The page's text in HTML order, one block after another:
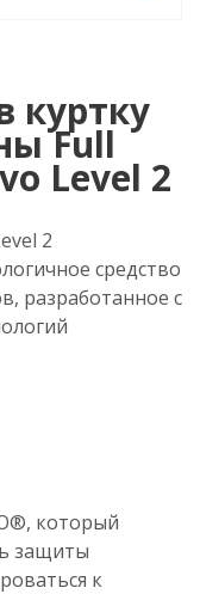
куртку
Full
Level 2
2
средство
разработанное с
который
защиты
к